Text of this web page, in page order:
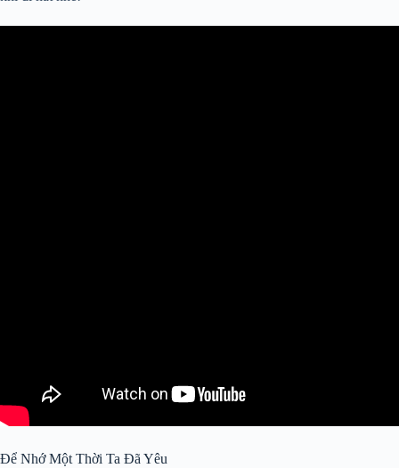
Để Nhớ Một Thời Ta Đã Yêu